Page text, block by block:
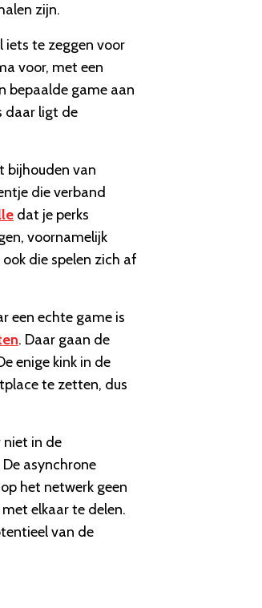
zijn.
iets te zeggen voor
voor, met een
bepaalde game aan
daar ligt de
bijhouden van
die verband
dat je perks
voornamelijk
die spelen zich af
een echte game is
. Daar gaan de
enige kink in de
te zetten, dus
niet in de
asynchrone
het netwerk geen
elkaar te delen.
van de